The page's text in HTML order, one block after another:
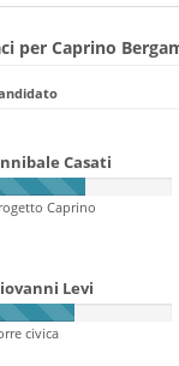
per Caprino
Casati
Caprino
Levi
civica